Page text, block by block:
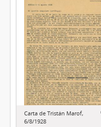
Carta de Tristán Marof,
6/8/1928